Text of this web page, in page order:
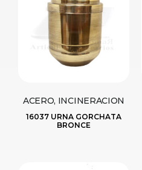
ACERO, INCINERACION
16037 URNA GORCHATA
BRONCE